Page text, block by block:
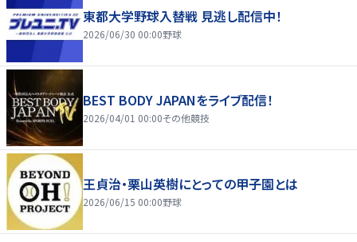
東都大学野球入替戦 見逃し配信中！
2026/06/30 00:00野球
BEST BODY JAPANをライブ配信！
2026/04/01 00:00その他競技
王貞治・栗山英樹にとっての甲子園とは
2026/06/15 00:00野球